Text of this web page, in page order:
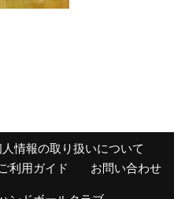
人情報の取り扱いについて
ご利用ガイド お問い合わせ